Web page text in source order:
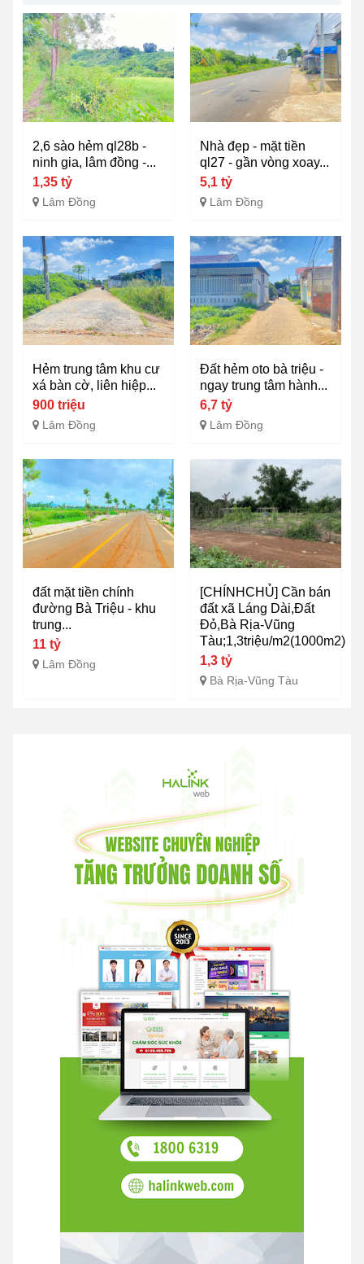
2,6 sào hẻm ql28b -
ninh gia, lâm đồng -...
1,35 tỷ
Lâm Đồng
Nhà đẹp - mặt tiền
ql27 - gần vòng xoay...
5,1 tỷ
Lâm Đồng
Hẻm trung tâm khu cư
xá bàn cờ, liên hiệp...
900 triệu
Lâm Đồng
Đất hẻm oto bà triệu -
ngay trung tâm hành...
6,7 tỷ
Lâm Đồng
đất mặt tiền chính
đường Bà Triệu - khu
trung...
11 tỷ
Lâm Đồng
[CHÍNHCHỦ] Cần bán
đất xã Láng Dài,Đất
Đỏ,Bà Rịa-Vũng
Tàu;1,3triệu/m2(1000m2)
1,3 tỷ
Bà Rịa-Vũng Tàu